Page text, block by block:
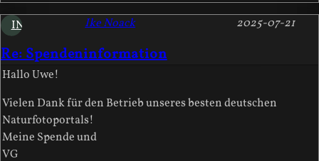
IN
Re: Spendeninformation
2025-07-21
Ike Noack
Hallo Uwe!
Vielen Dank für den Betrieb unseres besten deutschen
Naturfotoportals!
Meine Spende und
VG